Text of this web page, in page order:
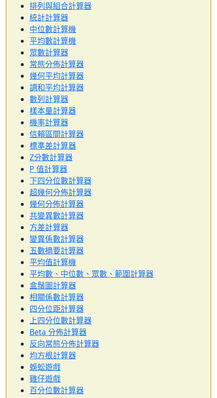
排列與組合計算器
統計計算器
中位數計算機
平均數計算機
眾數計算器
常態分佈計算器
幾何平均計算器
調和平均計算器
數列計算器
樣本量計算器
機率計算器
信賴區間計算器
標準差計算器
Z分數計算器
P 值計算器
下四分位數計算器
超幾何分佈計算器
幾何分佈計算器
共變異數計算器
方差計算器
變異係數計算器
五數摘要計算器
平均值計算機
平均數、中位數、眾數、範圍計算器
盒鬚圖計算器
相關係數計算器
四分位距計算器
上四分位數計算器
Beta 分佈計算器
反向常態分佈計算器
均方根計算器
蜈蚣遊戲
雞仔遊戲
百分位數計算器